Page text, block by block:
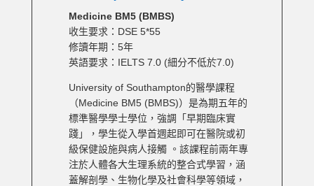
Medicine BM5 (BMBS)
收生要求：DSE 5*55
修讀年期：5年
英語要求：IELTS 7.0 (細分不低於7.0)
University of Southampton的醫學課程
（Medicine BM5 (BMBS)）是為期五年的
標準醫學學士學位，強調「早期臨床實
踐」，學生從入學首週起即可在醫院或初
級保健設施與病人接觸 。該課程前兩年專
注於人體各大生理系統的整合式學習，涵
蓋解剖學、生物化學及社會科學等領域，